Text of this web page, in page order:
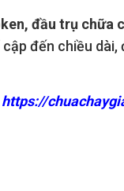
đầu trụ chữa
cập đến chiều
https://